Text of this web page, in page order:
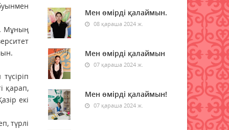
Мұның
қарап,
екі
түрлі
Enbek.kz: Қазақстанда жұмыс
іздеушілер саны өсіп жатыр
06 тамыз 2026 ж. 70
Доллар үздік ондыққа
қымбат валюталар тізімі
06 тамыз 2026 ж. 79
Мен өмірді қалаймын.
08 қараша 2024 ж.
Мен өмірді қалаймын
07 қараша 2024 ж.
Мен өмірді қалаймын!
07 қараша 2024 ж.